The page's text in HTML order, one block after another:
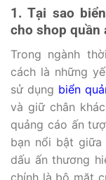
1. Tại sao
cho shop quần
Trong ngành
cách là những
sử dụng biển
và giữ chân
quảng cáo ấn
bạn nổi bật
dấu ấn thương
chính là bộ mặt